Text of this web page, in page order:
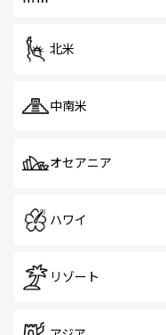
北米
中南米
オセアニア
ハワイ
リゾート